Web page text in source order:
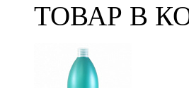
ТОВАР В